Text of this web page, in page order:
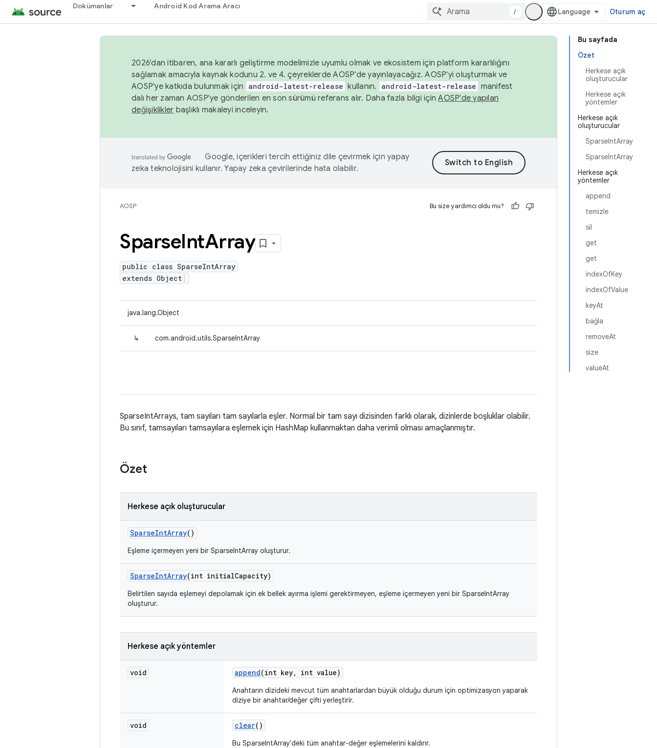
Dokümanlar Android Kod Arama Aracı
/ Oturum aç
Bu sayfada
Özet
Herkese açık
oluşturucular
Herkese açık
yöntemler
Herkese açık
oluşturucular
SparseIntArray
SparseIntArray
Herkese açık
yöntemler
append
temizle
sil
get
get
indexOfKey
indexOfValue
keyAt
bağla
removeAt
size
valueAt
2026'dan itibaren, ana kararlı geliştirme modelimizle uyumlu olmak ve ekosistem için platform kararlılığını
sağlamak amacıyla kaynak kodunu 2. ve 4. çeyreklerde AOSP'de yayınlayacağız. AOSP'yi oluşturmak ve
AOSP'ye katkıda bulunmak için
android-latest-release kullanın. android-latest-release manifest
dalı her zaman AOSP'ye gönderilen en son sürümü referans alır. Daha fazla bilgi içinAOSP'de yapılan
değişiklikler başlıklı makaleyi inceleyin.
Google, içerikleri tercih ettiğiniz dile çevirmek için yapay
zeka teknolojisini kullanır. Yapay zeka çevirilerinde hata olabilir.
AOSP Bu size yardımcı oldu mu?
SparseIntArray
public class SparseIntArray
extends Object
java.lang.Object
↳ com.android.utils.SparseIntArray
SparseIntArrays, tam sayıları tam sayılarla eşler. Normal bir tam sayı dizisinden farklı olarak, dizinlerde boşluklar olabilir.
Bu sınıf, tamsayıları tamsayılara eşlemek için HashMap kullanmaktan daha verimli olması amaçlanmıştır.
Özet
Herkese açık oluşturucular
SparseIntArray()
Eşleme içermeyen yeni bir SparseIntArray oluşturur.
SparseIntArray(int initialCapacity)
Belirtilen sayıda eşlemeyi depolamak için ek bellek ayırma işlemi gerektirmeyen, eşleme içermeyen yeni bir SparseIntArray
oluşturur.
Herkese açık yöntemler
void append(int key, int value)
Anahtarın dizideki mevcut tüm anahtarlardan büyük olduğu durum için optimizasyon yaparak
diziye bir anahtar/değer çifti yerleştirir.
void clear()
Bu SparseIntArray'deki tüm anahtar-değer eşlemelerini kaldırır.